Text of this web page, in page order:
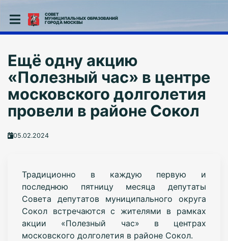
СОВЕТ
МУНИЦИПАЛЬНЫХ ОБРАЗОВАНИЙ
ГОРОДА МОСКВЫ
Ещё одну акцию
«Полезный час» в центре
московского долголетия
провели в районе Сокол
05.02.2024
Традиционно в каждую первую и
последнюю пятницу месяца депутаты
Совета депутатов муниципального округа
Сокол встречаются с жителями в рамках
акции «Полезный час» в центрах
московского долголетия в районе Сокол.